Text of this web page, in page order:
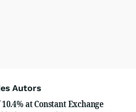
Autors
at Constant Exchange